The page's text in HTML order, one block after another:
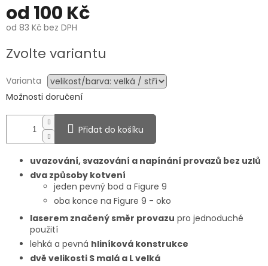
od 100 Kč
od 83 Kč bez DPH
cena:
Zvolte variantu
Varianta
Možnosti doručení
Přidat do košíku
uvazování, svazování a napínání provazů bez uzlů
dva způsoby kotvení
jeden pevný bod a Figure 9
oba konce na Figure 9 - oko
laserem značený směr provazu pro jednoduché
použití
lehká a pevná hliníková konstrukce
dvě velikosti S malá a L velká